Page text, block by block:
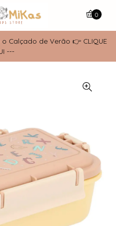
Calçado de Verão 👉 CLIQUE
---
0